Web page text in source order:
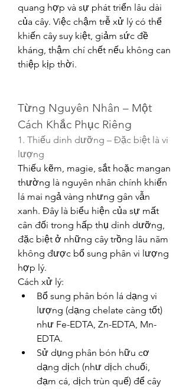
quang hợp và sự phát triển lâu dài
của cây. Việc chậm trễ xử lý có thể
khiến cây suy kiệt, giảm sức đề
kháng, thậm chí chết nếu không can
thiệp kịp thời.
Từng Nguyên Nhân – Một
Cách Khắc Phục Riêng
1. Thiếu dinh dưỡng – Đặc biệt là vi
lượng
Thiếu kẽm, magie, sắt hoặc mangan
thường là nguyên nhân chính khiến
lá mai ngả vàng nhưng gân vẫn
xanh. Đây là biểu hiện của sự mất
cân đối trong hấp thụ dinh dưỡng,
đặc biệt ở những cây trồng lâu năm
không được bổ sung phân vi lượng
hợp lý.
Cách xử lý:
Bổ sung phân bón lá dạng vi
lượng (dạng chelate càng tốt)
như Fe-EDTA, Zn-EDTA, Mn-
EDTA.
Sử dụng phân bón hữu cơ
dạng dịch (như dịch chuối,
đạm cá, dịch trùn quế) để cây